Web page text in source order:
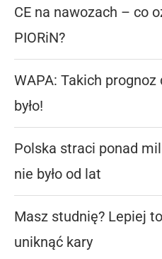
CE na nawozach – co
PIORiN?
WAPA: Takich
było!
Polska straci ponad
nie było od lat
Masz studnię? Lepiej
uniknąć kary